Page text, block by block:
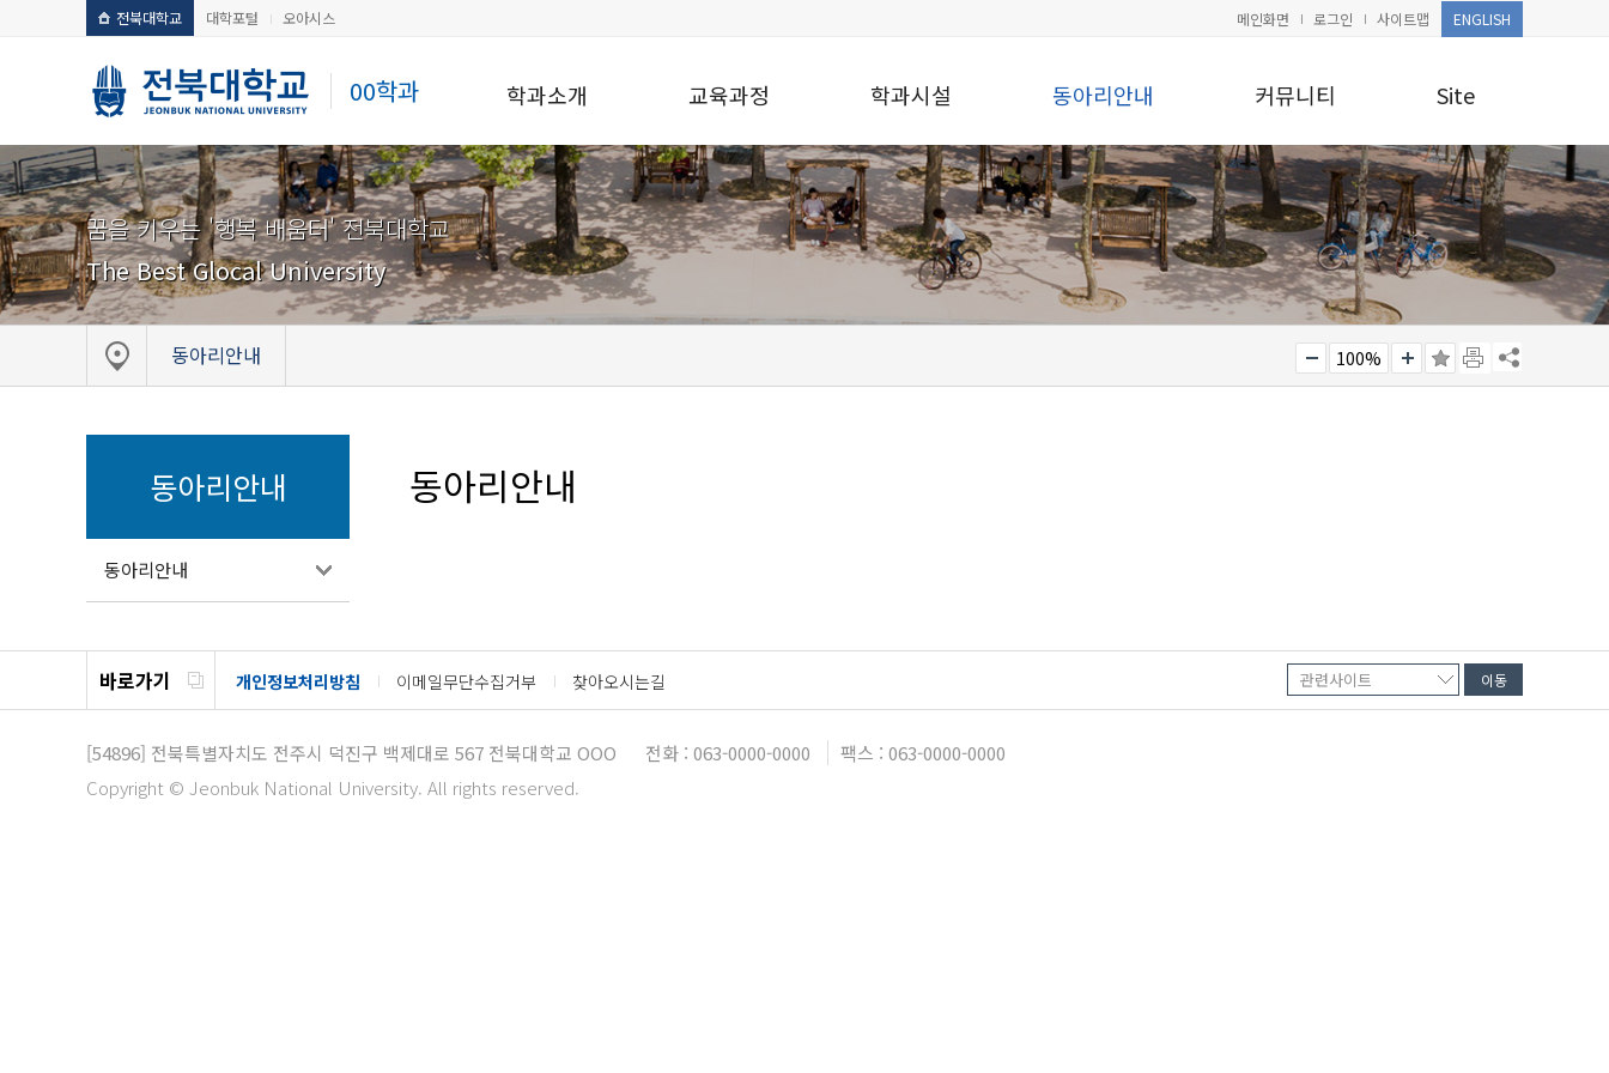
전북대학교 대학포털 오아시스
00학과
메인화면 로그인 사이트맵 ENGLISH
학과소개 교육과정 학과시설 동아리안내 커뮤니티 Site
꿈을 키우는 '행복 배움터' 전북대학교
The Best Glocal University
동아리안내 100%
동아리안내
동아리안내
동아리안내
바로가기 개인정보처리방침 이메일무단수집거부 찾아오시는길
[54896] 전북특별자치도 전주시 덕진구 백제대로 567 전북대학교 OOO 전화 : 063-0000-0000
팩스 : 063-0000-0000
Copyright © Jeonbuk National University. All rights reserved.